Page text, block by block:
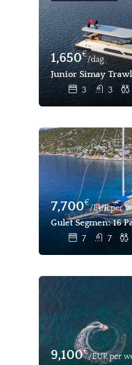
1,650€
/dag
Junior Simay
3 3
7,700€
/EUR per
Gulet Segmen: 16
7 7
9,100€
/EUR per